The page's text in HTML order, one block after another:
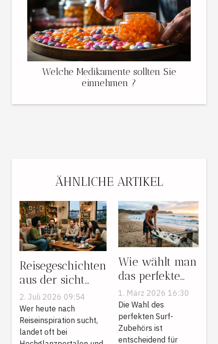
Welche Medikamente sollten Sie
einnehmen ?
ÄHNLICHE ARTIKEL
Reisegeschichten
aus der sicht
von mietern:
warum manche
blogs
unterschätzt
2. Juli 2026 09:54
Wer heute nach
Reiseinspiration sucht,
landet oft bei
Wie wählt man
das perfekte
Surf-Zubehör
für Ihr Niveau?
1. März 2026 16:30
Die Wahl des
perfekten Surf-
Zubehörs ist
entscheidend für